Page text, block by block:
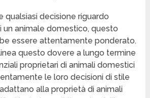
qualsiasi decisione riguardo
un animale domestico, questo
essere attentamente ponderato.
questo dovere a lungo termine
proprietari di animali domestici
le loro decisioni di stile
alla proprietà di animali